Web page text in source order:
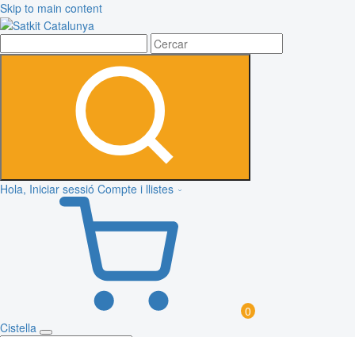
Skip to main content
Hola, Iniciar sessió Compte i llistes
0
Cistella